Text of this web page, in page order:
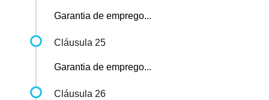
Garantia de emprego...
Cláusula 25
Garantia de emprego...
Cláusula 26